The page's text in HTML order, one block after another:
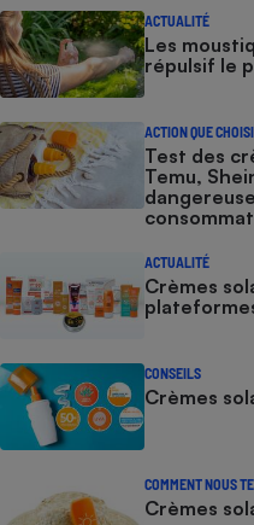
ACTUALITÉ
Les
répulsif le
ACTION QUE
Test des
Temu,
ACTUALITÉ
Crèmes
CONSEILS
Crèmes
COMMENT NOUS
Crèmes